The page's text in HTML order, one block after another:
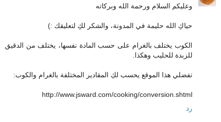
وعليكم السلام ورحمة الله وبركاته
حياكِ الله حليمة في المدونة، والشكر لكِ لتعليقك :)
الكوب يختلف بالغرام على حسب المادة نفسها، يختلف من الدقيق
للزبدة للحليب وهكذا.
تفضلي هذا الموقع يحسب لكِ المقادير المختلفة بالغرام والكوب:
http://www.jsward.com/cooking/conversion.shtml
رد